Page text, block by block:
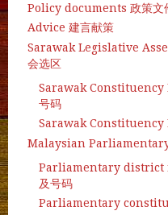
Policy documents 政策文
Advice 建言献策
Sarawak Legislative
会选区
Sarawak Constituency
号码
Sarawak Constituency
Malaysian
Parliamentary district
及号码
Parliamentary